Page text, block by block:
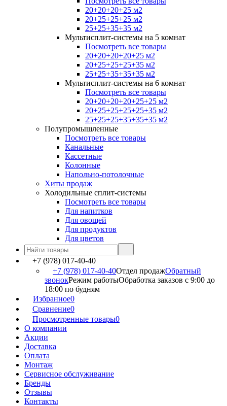
20+20+20+25 м2
20+25+25+25 м2
25+25+35+35 м2
Мультисплит-системы на 5 комнат
Посмотреть все товары
20+20+20+20+25 м2
20+25+25+25+35 м2
25+25+35+35+35 м2
Мультисплит-системы на 6 комнат
Посмотреть все товары
20+20+20+20+25+25 м2
20+25+25+25+25+35 м2
25+25+25+35+35+35 м2
Полупромышленные
Посмотреть все товары
Канальные
Кассетные
Колонные
Напольно-потолочные
Хиты продаж
Холодильные сплит-системы
Посмотреть все товары
Для напитков
Для овощей
Для продуктов
Для цветов
+7 (978) 017-40-40
+7 (978) 017-40-40Отдел продажОбратный
звонокРежим работыОбработка заказов с 9:00 до
18:00 по будням
Избранное0
Сравнение0
Просмотренные товары0
О компании
Акции
Доставка
Оплата
Монтаж
Сервисное обслуживание
Бренды
Отзывы
Контакты